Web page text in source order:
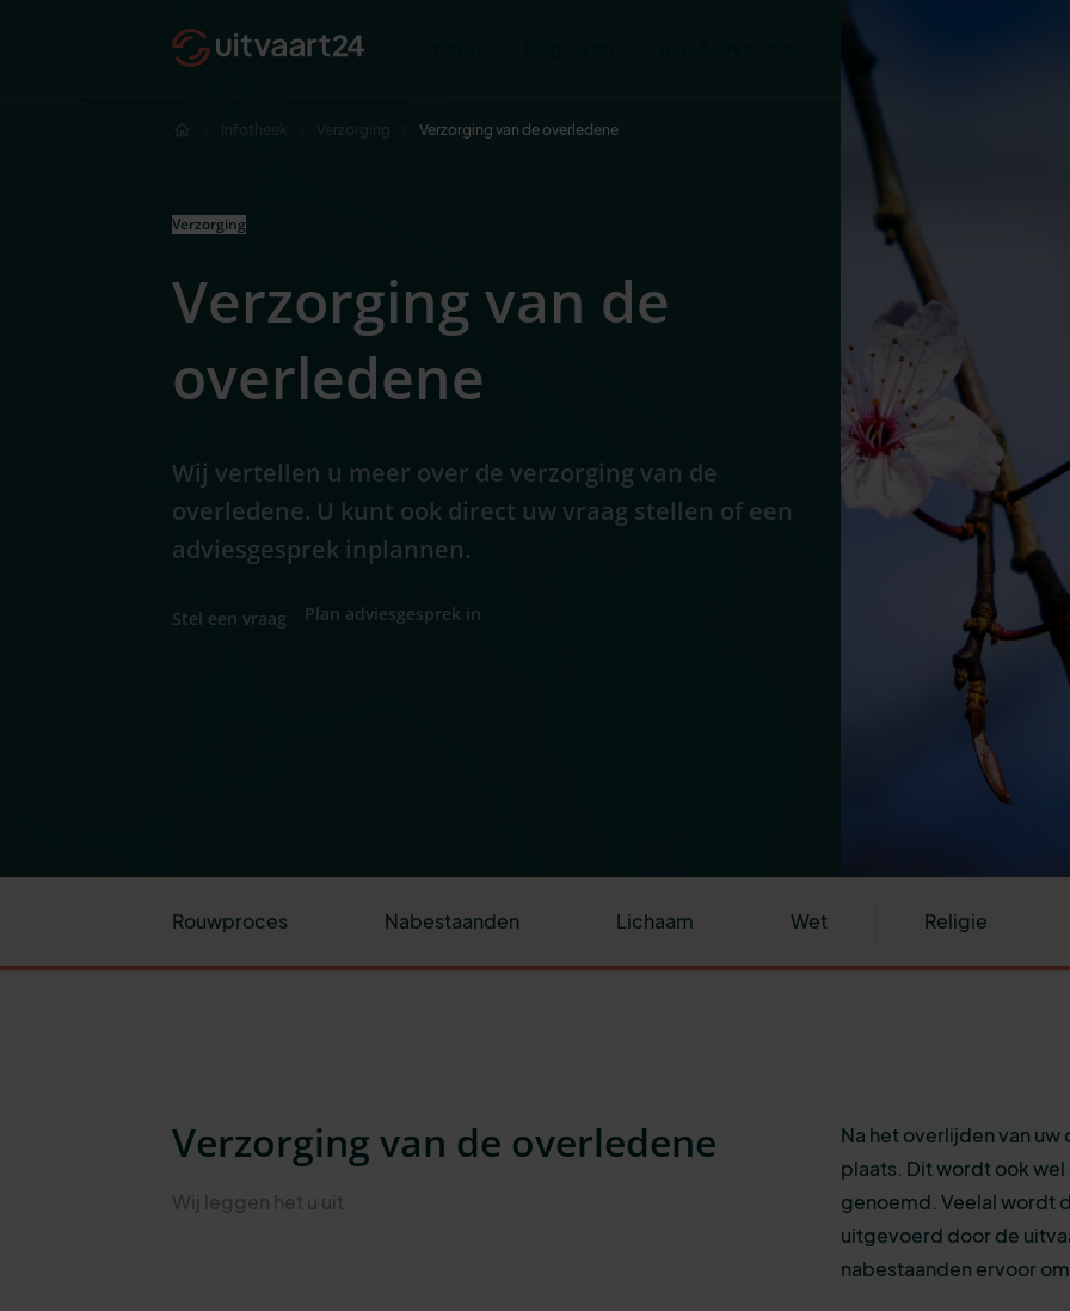
Infotheek Verzorging Verzorging van de overledene
Verzorging
Verzorging van de
overledene
Wij vertellen u meer over de verzorging van de
overledene. U kunt ook direct uw vraag stellen of een
adviesgesprek inplannen.
Stel een vraag Plan adviesgesprek in
Rouwproces Nabestaanden Lichaam Wet Religie
Verzorging van de overledene
Wij leggen het u uit
Na het overlijden van
plaats. Dit wordt ook
genoemd. Veelal wordt
uitgevoerd door de
nabestaanden ervoor